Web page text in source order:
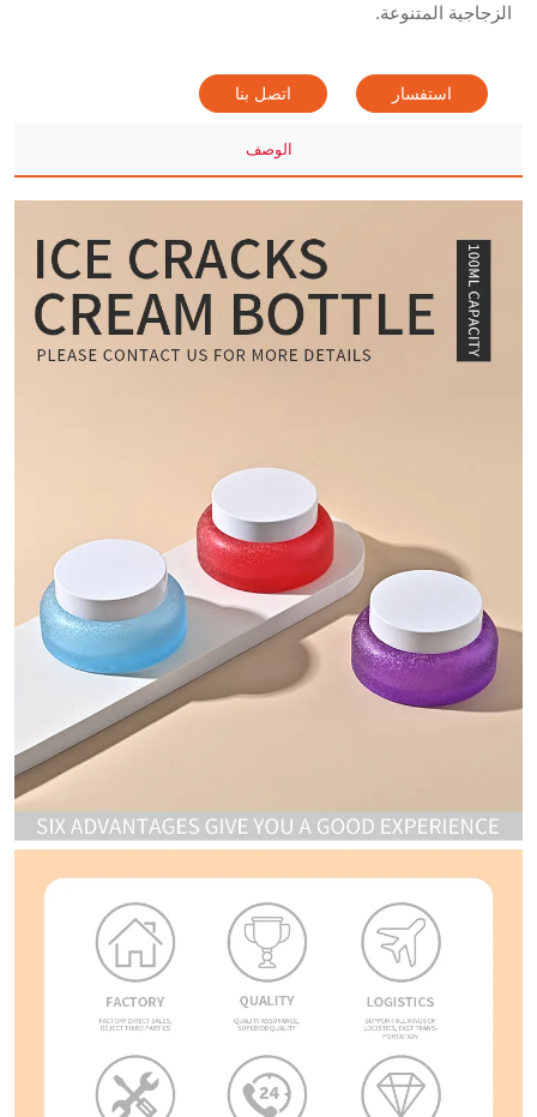
الزجاجية المتنوعة.
استفسار اتصل بنا
الوصف